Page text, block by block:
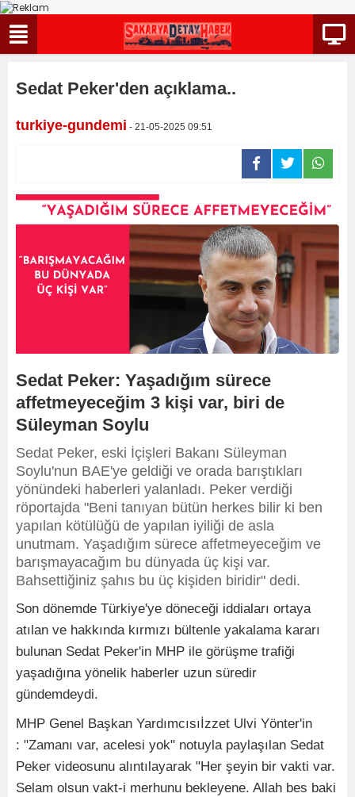
Sedat Peker'den açıklama..
turkiye-gundemi - 21-05-2025 09:51
Sedat Peker: Yaşadığım sürece
affetmeyeceğim 3 kişi var, biri de
Süleyman Soylu
Sedat Peker, eski İçişleri Bakanı Süleyman
Soylu'nun BAE'ye geldiği ve orada barıştıkları
yönündeki haberleri yalanladı. Peker verdiği
röportajda "Beni tanıyan bütün herkes bilir ki ben
yapılan kötülüğü de yapılan iyiliği de asla
unutmam. Yaşadığım sürece affetmeyeceğim ve
barışmayacağım bu dünyada üç kişi var.
Bahsettiğiniz şahıs bu üç kişiden biridir" dedi.
Son dönemde Türkiye'ye döneceği iddiaları ortaya
atılan ve hakkında kırmızı bültenle yakalama kararı
bulunan Sedat Peker'in MHP ile görüşme trafiği
yaşadığına yönelik haberler uzun süredir
gündemdeydi.
MHP Genel Başkan Yardımcısıİzzet Ulvi Yönter'in
: "Zamanı var, acelesi yok" notuyla paylaşılan Sedat
Peker videosunu alıntılayarak "Her şeyin bir vakti var.
Selam olsun vakt-i merhunu bekleyene. Allah bes baki